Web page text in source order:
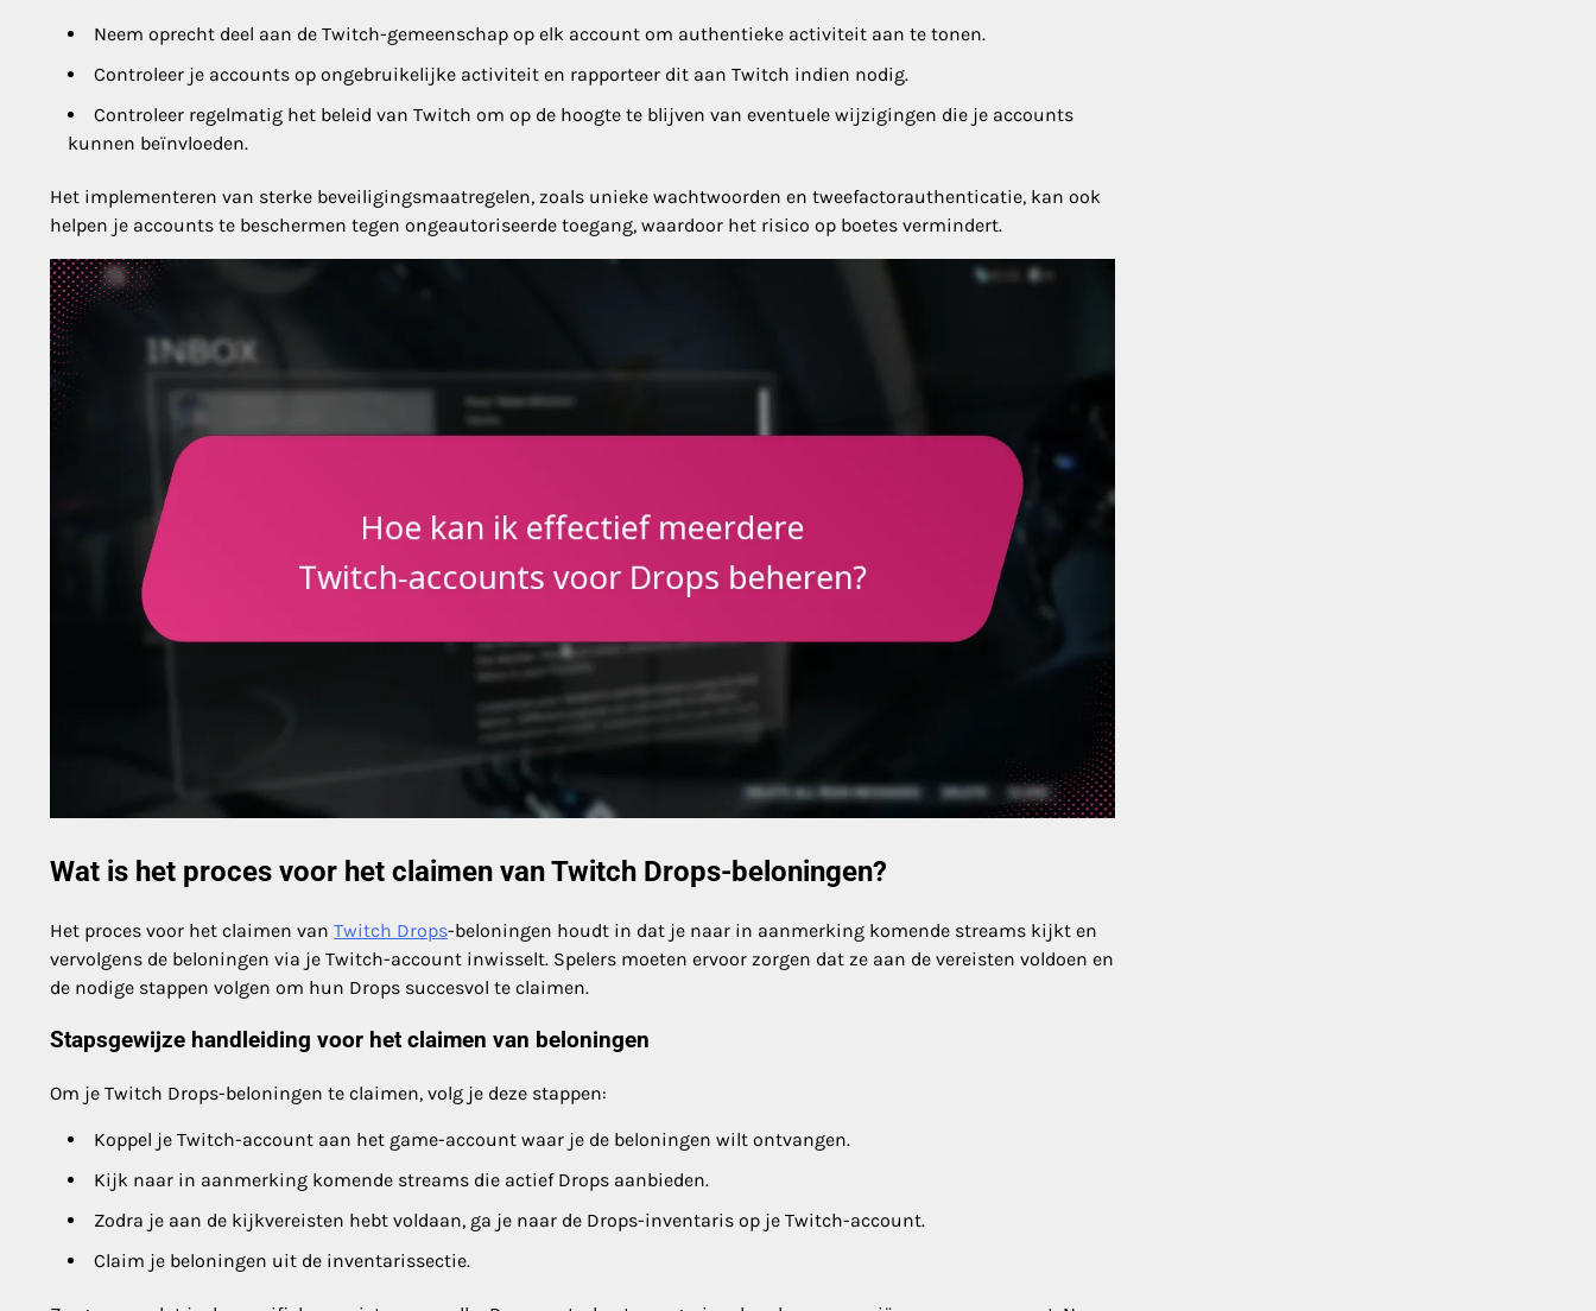
Neem oprecht deel aan de Twitch-gemeenschap op elk account om authentieke activiteit aan te tonen.
Controleer je accounts op ongebruikelijke activiteit en rapporteer dit aan Twitch indien nodig.
Controleer regelmatig het beleid van Twitch om op de hoogte te blijven van eventuele wijzigingen die je accounts
kunnen beïnvloeden.
Het implementeren van sterke beveiligingsmaatregelen, zoals unieke wachtwoorden en tweefactorauthenticatie, kan ook
helpen je accounts te beschermen tegen ongeautoriseerde toegang, waardoor het risico op boetes vermindert.
Wat is het proces voor het claimen van Twitch Drops-beloningen?
Het proces voor het claimen van Twitch Drops-beloningen houdt in dat je naar in aanmerking komende streams kijkt en
vervolgens de beloningen via je Twitch-account inwisselt. Spelers moeten ervoor zorgen dat ze aan de vereisten voldoen en
de nodige stappen volgen om hun Drops succesvol te claimen.
Stapsgewijze handleiding voor het claimen van beloningen
Om je Twitch Drops-beloningen te claimen, volg je deze stappen:
Koppel je Twitch-account aan het game-account waar je de beloningen wilt ontvangen.
Kijk naar in aanmerking komende streams die actief Drops aanbieden.
Zodra je aan de kijkvereisten hebt voldaan, ga je naar de Drops-inventaris op je Twitch-account.
Claim je beloningen uit de inventarissectie.